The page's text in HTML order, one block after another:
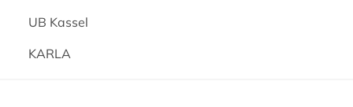
UB Kassel
KARLA